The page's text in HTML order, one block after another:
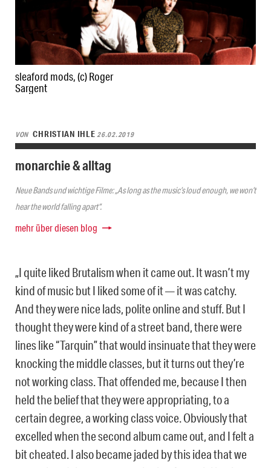
sleaford mods, (c) Roger
Sargent
VON CHRISTIAN IHLE26.02.2019
monarchie & alltag
Neue Bands und wichtige Filme: „As long as the music’s loud enough, we won’t
hear the world falling apart“.
mehr über diesen blog
„I quite liked Brutalism when it came out. It wasn’t my
kind of music but I liked some of it — it was catchy.
And they were nice lads, polite online and stuff. But I
thought they were kind of a street band, there were
lines like “Tarquin” that would insinuate that they were
knocking the middle classes, but it turns out they’re
not working class. That offended me, because I then
held the belief that they were appropriating, to a
certain degree, a working class voice. Obviously that
excelled when the second album came out, and I felt a
bit cheated. I also became jaded by this idea that we